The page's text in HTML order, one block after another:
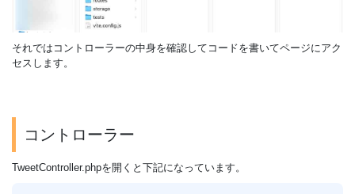
それではコントローラーの中身を確認してコードを書いてページにアク
セスします。
コントローラー
TweetController.phpを開くと下記になっています。